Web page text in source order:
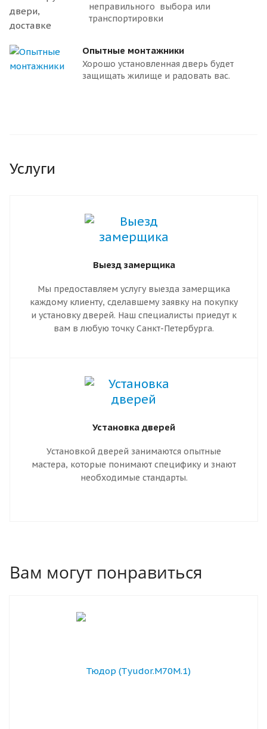
неправильного выбора или
транспортировки
Опытные монтажники
Хорошо установленная дверь будет
защищать жилище и радовать вас.
Услуги
Выезд замерщика
Мы предоставляем услугу выезда замерщика
каждому клиенту, сделавшему заявку на покупку
и установку дверей. Наш специалисты приедут к
вам в любую точку Санкт-Петербурга.
Установка дверей
Установкой дверей занимаются опытные
мастера, которые понимают специфику и знают
необходимые стандарты.
эксплуатации.
Вам могут понравиться